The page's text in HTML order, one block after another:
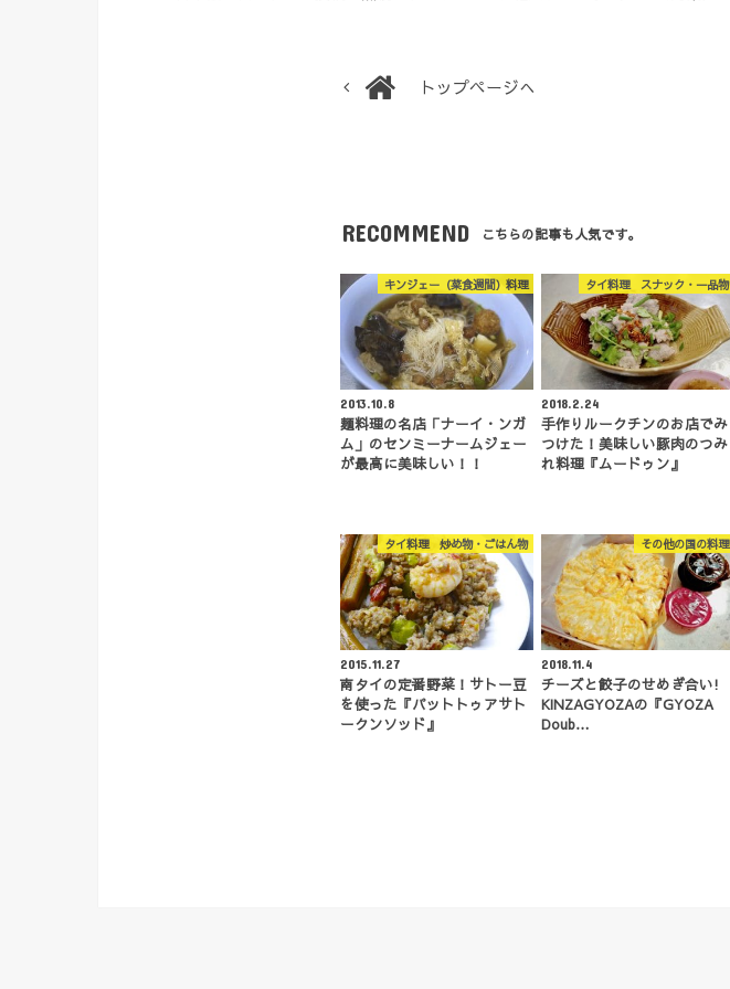
トップページへ
RECOMMEND こちらの記事も人気です。
キンジェー（菜食週間）料理
2013.10.8
麺料理の名店「ナーイ・ンガ
ム」のセンミーナームジェー
が最高に美味しい！！
タイ料理 スナック・一品物
2018.2.24
手作りルークチンのお店でみ
つけた！美味しい豚肉のつみ
れ料理『ムードゥン』
タイ料理 炒め物・ごはん物
2015.11.27
南タイの定番野菜！サトー豆
を使った『パットトゥアサト
ークンソッド』
その他の国の料理
2018.11.4
チーズと餃子のせめぎ合い!
KINZAGYOZAの『GYOZA
Doub…